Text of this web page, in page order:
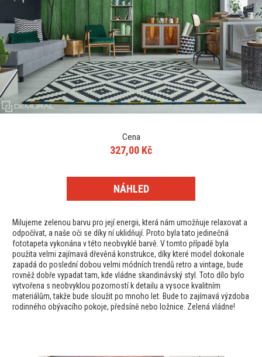
Cena
327,00 Kč
NÁHLED
Milujeme zelenou barvu pro její energii, která nám umožňuje relaxovat a
odpočívat, a naše oči se díky ní uklidňují. Proto byla tato jedinečná
fototapeta vykonána v této neobvyklé barvě. V tomto případě byla
použita velmi zajímavá dřevěná konstrukce, díky které model dokonale
zapadá do poslední dobou velmi módních trendů retro a vintage, bude
rovněž dobře vypadat tam, kde vládne skandinávský styl. Toto dílo bylo
vytvořena s neobvyklou pozorností k detailu a vysoce kvalitním
materiálům, takže bude sloužit po mnoho let. Bude to zajímavá výzdoba
rodinného obývacího pokoje, předsíně nebo ložnice. Zelená vládne!